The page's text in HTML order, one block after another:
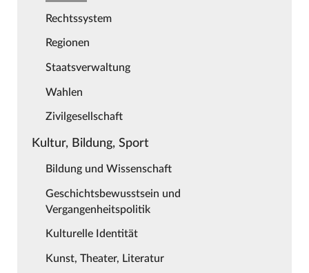
Rechtssystem
Regionen
Staatsverwaltung
Wahlen
Zivilgesellschaft
Kultur, Bildung, Sport
Bildung und Wissenschaft
Geschichtsbewusstsein und
Vergangenheitspolitik
Kulturelle Identität
Kunst, Theater, Literatur